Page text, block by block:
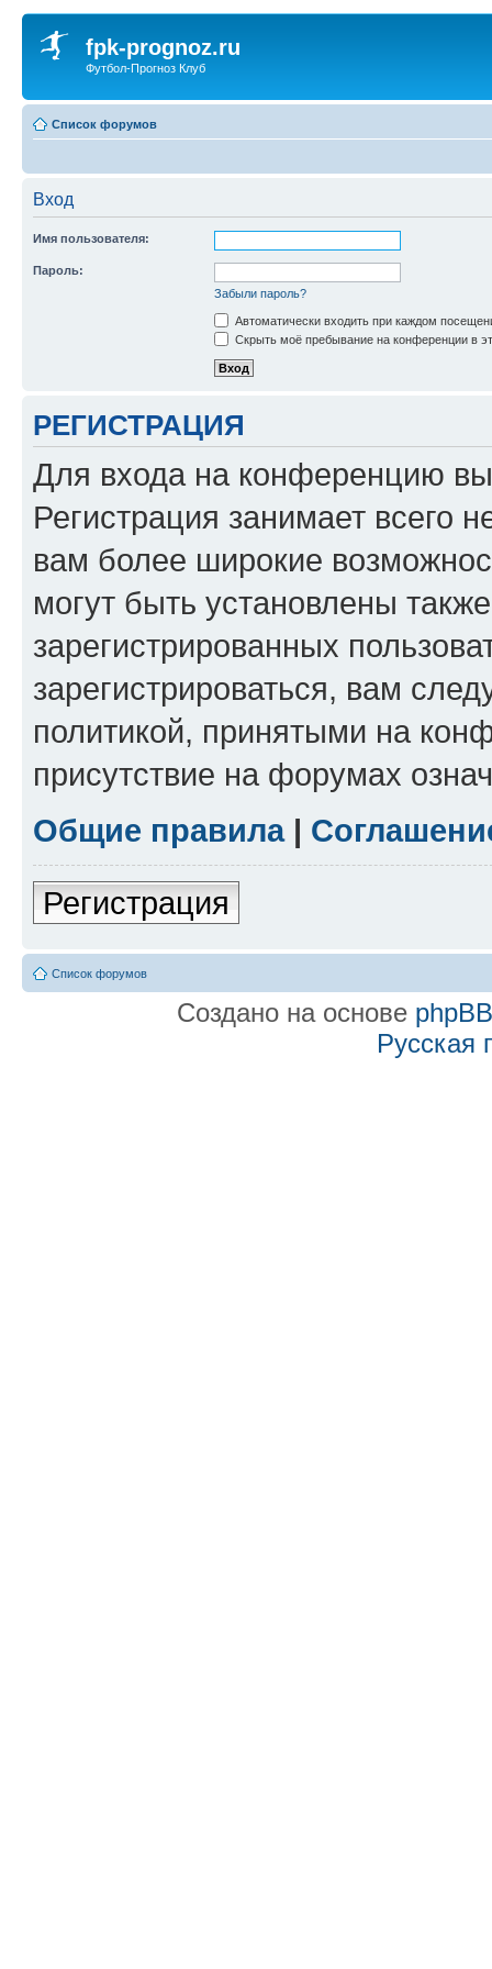
fpk-prognoz.ru
Футбол-Прогноз Клуб
Список форумов
Вход
Имя пользователя:
Пароль:
Забыли пароль?
Автоматически входить при каждом
Скрыть моё пребывание на конференции в
РЕГИСТРАЦИЯ
Для входа на конференцию
Регистрация занимает всего
вам более широкие
могут быть установлены
зарегистрированных
зарегистрироваться, вам
политикой, принятыми на
присутствие на форумах
Общие правила|
Регистрация
Список форумов
Создано на основе phpBB
Русская